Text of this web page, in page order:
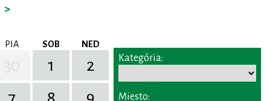
>
PIA SOB NED
1
2
Kategória:
Miesto: